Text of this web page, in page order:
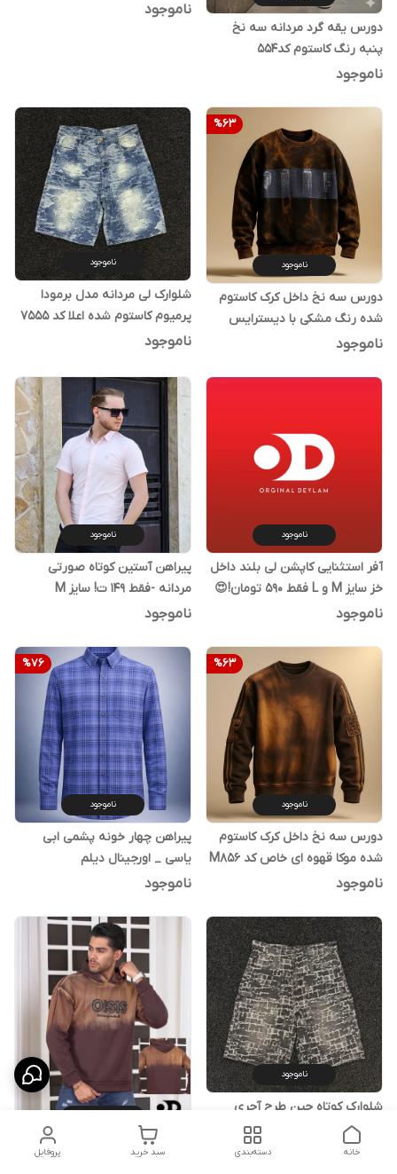
دورس یقه گرد مردانه سه نخ
پنبه رنگ کاستوم کد554
ناموجود
ناموجود
%63
ناموجود
دورس سه نخ داخل کرک کاستوم
شده رنگ مشکی با دیسترایس
جین آبی خاص 920/298
ناموجود
ناموجود
شلوارک لی مردانه مدل برمودا
پرمیوم کاستوم شده اعلا کد ۷۵۵۵
ناموجود
ناموجود
آفر استثنایی کاپشن لی بلند داخل
خز سایز M و L فقط ۵۹۰ تومان!😍
🧨
ناموجود
ناموجود
پیراهن آستین کوتاه صورتی
مردانه -فقط 149 ت! سایز M
ناموجود
%63
ناموجود
دورس سه نخ داخل کرک کاستوم
شده موکا قهوه ای خاص کد M856
ناموجود
%76
ناموجود
پیراهن چهار خونه پشمی ابی
یاسی _ اورجینال دیلم
ناموجود
ناموجود
شلوارک کوتاه جین طرح آجری
خاکستری - اورجینال دیلم
ناموجود
هودی موکا قهوه ای گرماژ سنگین
پروفایل سبد خرید دسته‌بندی خانه